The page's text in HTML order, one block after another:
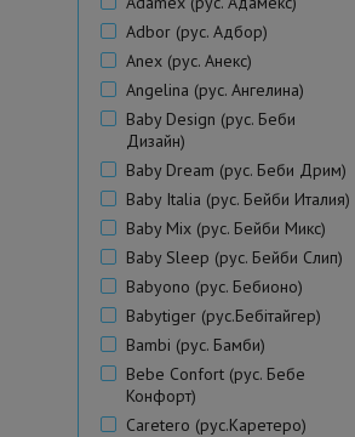
Adbor (рус. Адбор)
Anex (рус. Анекс)
Angelina (рус. Ангелина)
Baby Design (рус. Беби
Дизайн)
Baby Dream (рус. Беби Дрим)
Baby Italia (рус. Бейби Италия)
Baby Mix (рус. Бейби Микс)
Baby Sleep (рус. Бейби Слип)
Babyono (рус. Бебионо)
Babytiger (рус.Бебітайгер)
Bambi (рус. Бамби)
Bebe Сonfort (рус. Бебе
Конфорт)
Caretero (рус.Каретеро)